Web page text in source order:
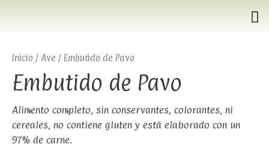
Inicio / Ave / Embutido de Pavo
Embutido de Pavo
Alimento completo, sin conservantes, colorantes, ni
cereales, no contiene gluten y está elaborado con un
97% de carne.